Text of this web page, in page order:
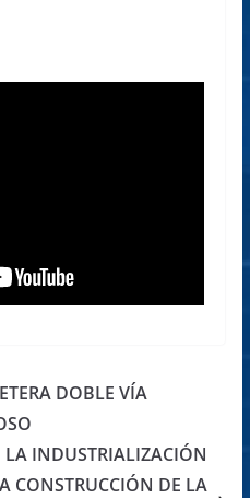
DOBLE VÍA
LA INDUSTRIALIZACIÓN
CONSTRUCCIÓN DE LA